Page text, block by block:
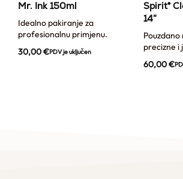
Mr. Ink 150ml
Idealno pakiranje za
profesionalnu primjenu.
30,00€PDV je uključen
Spirit®
14″
precizne i
60,00€